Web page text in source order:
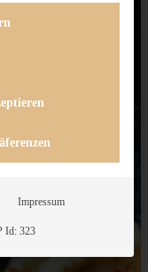
– einfach, schnell
Impressum
Id: 323